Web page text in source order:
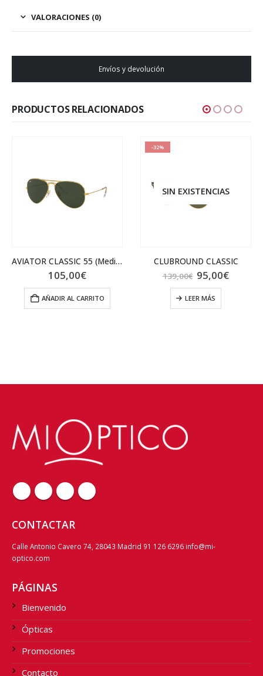
VALORACIONES (0)
Envíos y devolución
PRODUCTOS RELACIONADOS
AVIATOR CLASSIC 55 (Medium)
105,00€
AÑADIR AL CARRITO
-32%
SIN EXISTENCIAS
CLUBROUND CLASSIC
139,00€ El
precio
original
era:
139,00€.
95,00€El
LEER MÁS
CONTACTAR
Calle Antonio Cavero 74, 28043 Madrid 91 126 6296 info@mi-
optico.com
PÁGINAS
Bienvenido
Ópticas
Promociones
Contacto